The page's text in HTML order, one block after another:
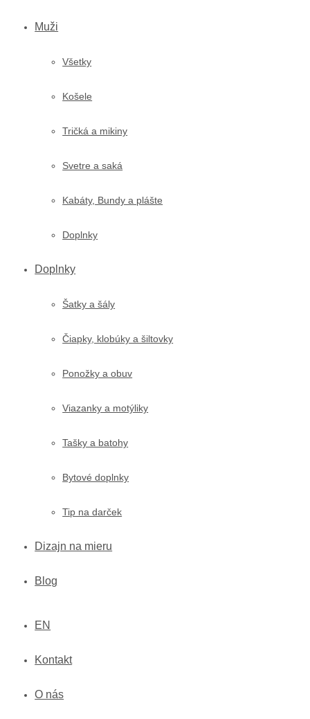
Muži
Všetky
Košele
Tričká a mikiny
Svetre a saká
Kabáty, Bundy a plášte
Doplnky
Doplnky
Šatky a šály
Čiapky, klobúky a šiltovky
Ponožky a obuv
Viazanky a motýliky
Tašky a batohy
Bytové doplnky
Tip na darček
Dizajn na mieru
Blog
EN
Kontakt
O nás